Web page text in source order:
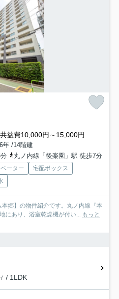
益費10,000円～15,000円
年 /14階建
丸ノ内線「後楽園」駅 徒歩7分
ーター
宅配ボックス
郷】の物件紹介です。丸ノ内線『本
にあり、浴室乾燥機が付い... もっと
/ 1LDK